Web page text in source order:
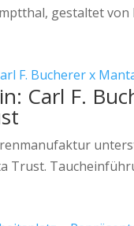
gestaltet
Carl F.
Trust.